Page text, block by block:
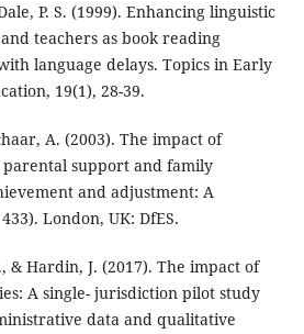
P. S. (1999). Enhancing linguistic
teachers as book reading
language delays. Topics in Early
19(1), 28-39.
A. (2003). The impact of
support and family
and adjustment: A
London, UK: DfES.
& Hardin, J. (2017). The impact of
A single- jurisdiction pilot study
data and qualitative